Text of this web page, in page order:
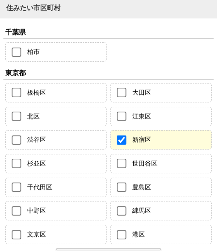
住みたい市区町村
千葉県
柏市
東京都
板橋区 大田区
北区 江東区
渋谷区 新宿区
杉並区 世田谷区
千代田区 豊島区
中野区 練馬区
文京区 港区